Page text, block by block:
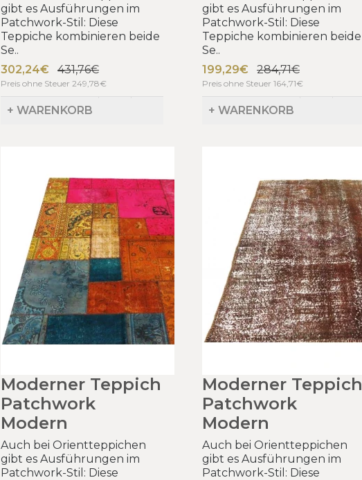
gibt es Ausführungen im
Patchwork-Stil: Diese
Teppiche kombinieren beide
Se..
302,24€
431,76€
Preis ohne Steuer 249,78€
+ WARENKORB
gibt es Ausführungen im
Patchwork-Stil: Diese
Teppiche kombinieren beide
Se..
199,29€
284,71€
Preis ohne Steuer 164,71€
+ WARENKORB
Moderner Teppich
Patchwork
Modern
Auch bei Orientteppichen
gibt es Ausführungen im
Patchwork-Stil: Diese
Moderner Teppich
Patchwork
Modern
Auch bei Orientteppichen
gibt es Ausführungen im
Patchwork-Stil: Diese